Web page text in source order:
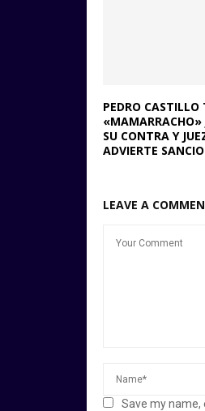
PEDRO CASTILLO
«MAMARRACHO»
SU CONTRA Y
ADVIERTE
LEAVE A
Save my name,